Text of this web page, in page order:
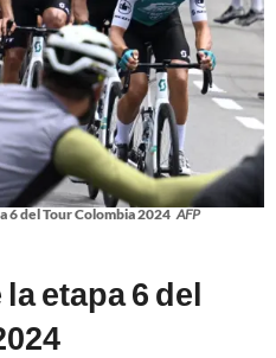
6 del Tour Colombia 2024 AFP
etapa 6 del